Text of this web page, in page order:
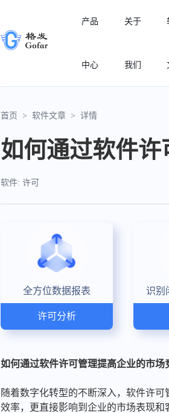
产品
中心
许可分析
实现专业软件
关于
我们
首页 > 软件文章 > 详情
如何通过软件许
软件: 许可
全方位数据报表
许可分析
识别
如何通过软件许可管理提高企业的市场
随着数字化转型的不断深入，软件许
效率，更直接影响到企业的市场表现